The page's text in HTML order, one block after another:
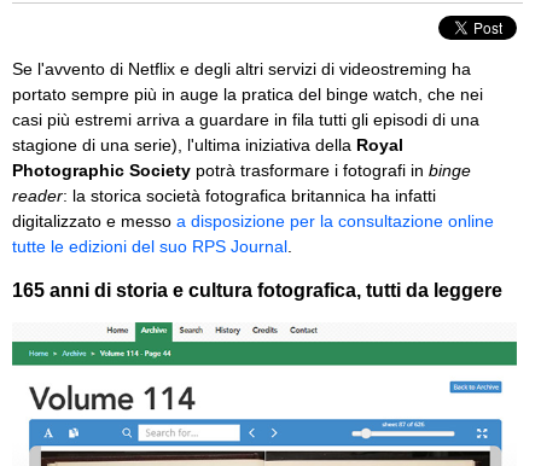
Se l'avvento di Netflix e degli altri servizi di videostreming ha
portato sempre più in auge la pratica del binge watch, che nei
casi più estremi arriva a guardare in fila tutti gli episodi di una
stagione di una serie), l'ultima iniziativa della Royal
Photographic Society potrà trasformare i fotografi in binge
reader: la storica società fotografica britannica ha infatti
digitalizzato e messo a disposizione per la consultazione online
tutte le edizioni del suo RPS Journal
165 anni di storia e cultura fotografica, tutti da leggere